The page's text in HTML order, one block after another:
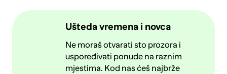
Ušteda vremena i novca
Ne moraš otvarati sto prozora i
uspoređivati ponude na raznim
mjestima. Kod nas ćeš najbrže